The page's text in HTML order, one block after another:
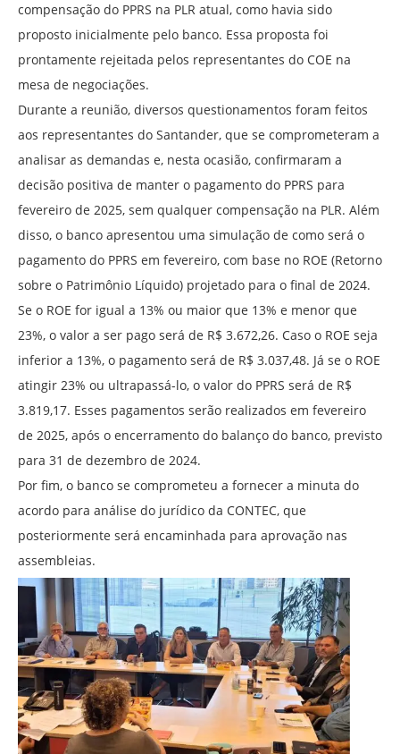
compensação do PPRS na PLR atual, como havia sido
proposto inicialmente pelo banco. Essa proposta foi
prontamente rejeitada pelos representantes do COE na
mesa de negociações.
Durante a reunião, diversos questionamentos foram feitos
aos representantes do Santander, que se comprometeram a
analisar as demandas e, nesta ocasião, confirmaram a
decisão positiva de manter o pagamento do PPRS para
fevereiro de 2025, sem qualquer compensação na PLR. Além
disso, o banco apresentou uma simulação de como será o
pagamento do PPRS em fevereiro, com base no ROE (Retorno
sobre o Patrimônio Líquido) projetado para o final de 2024.
Se o ROE for igual a 13% ou maior que 13% e menor que
23%, o valor a ser pago será de R$ 3.672,26. Caso o ROE seja
inferior a 13%, o pagamento será de R$ 3.037,48. Já se o ROE
atingir 23% ou ultrapassá-lo, o valor do PPRS será de R$
3.819,17. Esses pagamentos serão realizados em fevereiro
de 2025, após o encerramento do balanço do banco, previsto
para 31 de dezembro de 2024.
Por fim, o banco se comprometeu a fornecer a minuta do
acordo para análise do jurídico da CONTEC, que
posteriormente será encaminhada para aprovação nas
assembleias.